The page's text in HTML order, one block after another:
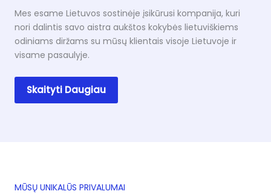
Mes esame Lietuvos sostinėje įsikūrusi kompanija, kuri
nori dalintis savo aistra aukštos kokybės lietuviškiems
odiniams diržams su mūsų klientais visoje Lietuvoje ir
visame pasaulyje.
Skaityti Daugiau
MŪSŲ UNIKALŪS PRIVALUMAI